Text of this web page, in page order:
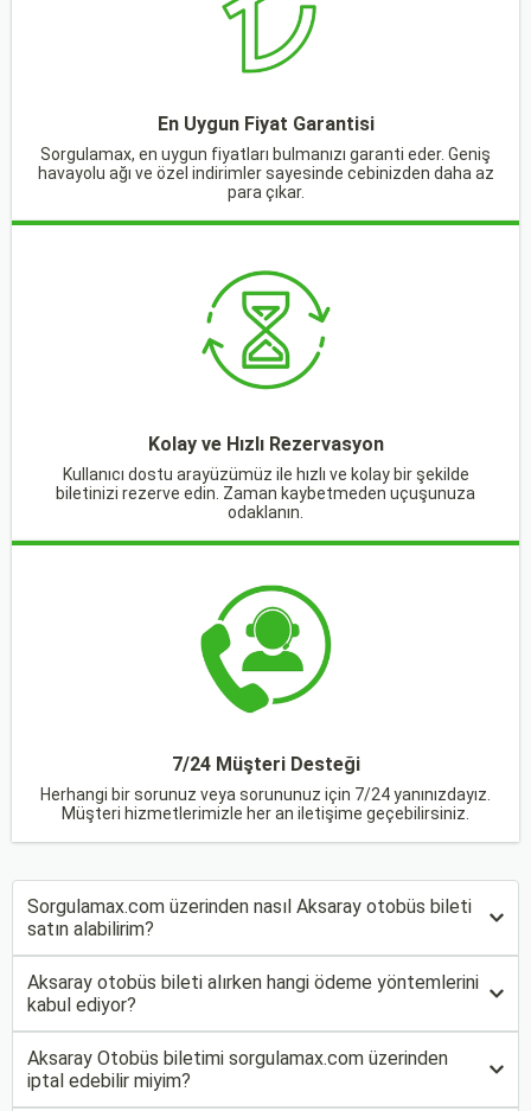
En Uygun Fiyat Garantisi
Sorgulamax, en uygun fiyatları bulmanızı garanti eder. Geniş
havayolu ağı ve özel indirimler sayesinde cebinizden daha az
para çıkar.
Kolay ve Hızlı Rezervasyon
Kullanıcı dostu arayüzümüz ile hızlı ve kolay bir şekilde
biletinizi rezerve edin. Zaman kaybetmeden uçuşunuza
odaklanın.
7/24 Müşteri Desteği
Herhangi bir sorunuz veya sorununuz için 7/24 yanınızdayız.
Müşteri hizmetlerimizle her an iletişime geçebilirsiniz.
Sorgulamax.com üzerinden nasıl Aksaray otobüs bileti
satın alabilirim?
Aksaray otobüs bileti alırken hangi ödeme yöntemlerini
kabul ediyor?
Aksaray Otobüs biletimi sorgulamax.com üzerinden
iptal edebilir miyim?